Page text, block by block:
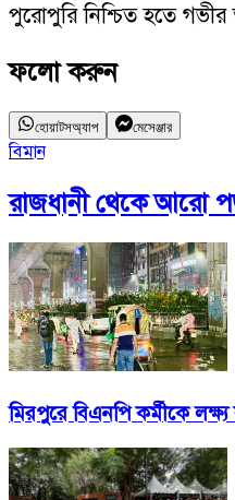
পুরোপুরি নিশ্চিত হতে গভীর
ফলো করুন
হোয়াটসঅ্যাপ মেসেঞ্জার
বিমান
রাজধানীথেকে আরো
মিরপুরে বিএনপি কর্মীকে